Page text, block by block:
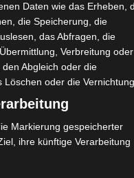
Daten wie das Erheben,
die Speicherung, die
das Abfragen, die
Verbreitung oder
Abgleich oder die
oder die Vernichtung.
Markierung gespeicherter
ihre künftige Verarbeitung